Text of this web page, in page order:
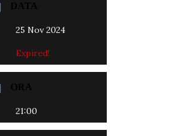
DATA
25 Nov 2024
Expired!
ORA
21:00